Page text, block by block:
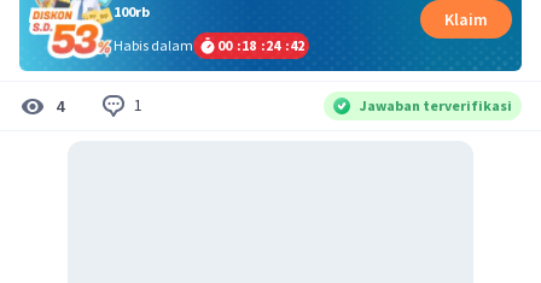
100rb
Habis dalam
00 :18 :24 :42
Klaim
4 1 Jawaban terverifikasi